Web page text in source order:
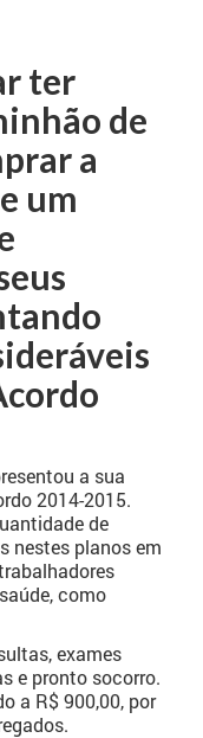
ter
de
a
um
a sua
2014-2015.
de
nestes planos em
como
exames
e pronto socorro.
a R$ 900,00, por